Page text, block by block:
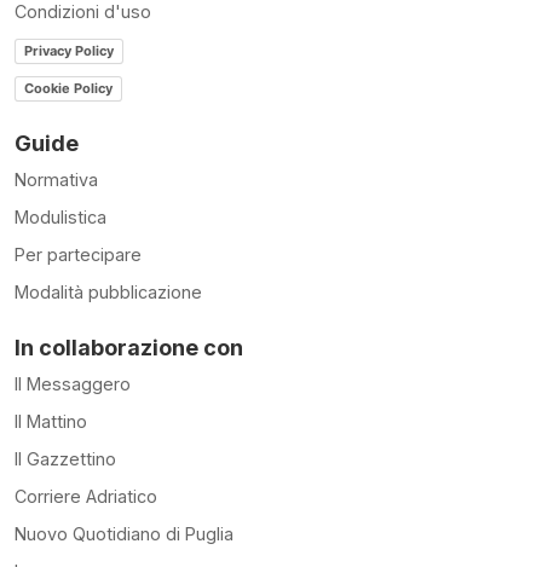
Condizioni d'uso
Privacy Policy
Cookie Policy
Guide
Normativa
Modulistica
Per partecipare
Modalità pubblicazione
In collaborazione con
Il Messaggero
Il Mattino
Il Gazzettino
Corriere Adriatico
Nuovo Quotidiano di Puglia